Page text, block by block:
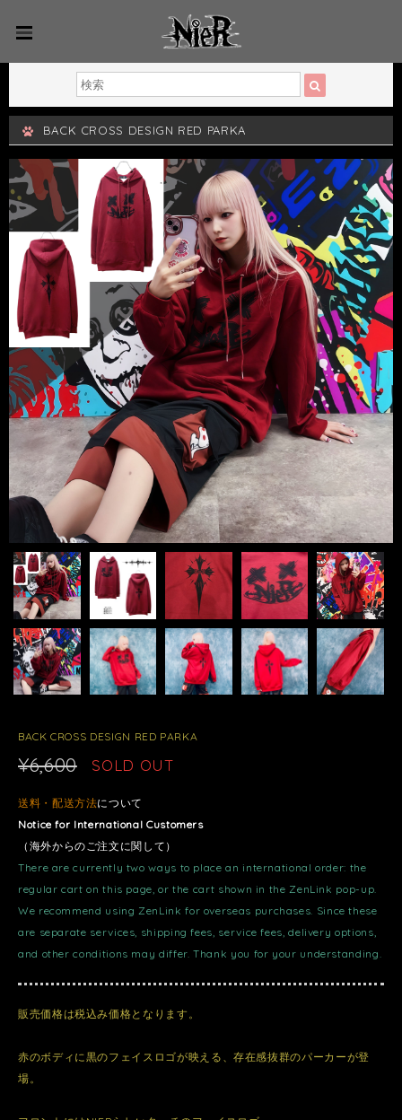
BACK CROSS DESIGN RED PARKA
BACK CROSS DESIGN RED PARKA
¥6,600 SOLD OUT
送料・配送方法について
Notice for International Customers
（海外からのご注文に関して）
There are currently two ways to place an international order: the
regular cart on this page, or the cart shown in the ZenLink pop-up.
We recommend using ZenLink for overseas purchases. Since these
are separate services, shipping fees, service fees, delivery options,
and other conditions may differ. Thank you for your understanding.
販売価格は税込み価格となります。
赤のボディに黒のフェイスロゴが映える、存在感抜群のパーカーが登
場。